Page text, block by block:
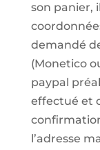
son panier,
demandé
(Monetico
paypal
effectué et
l’adresse